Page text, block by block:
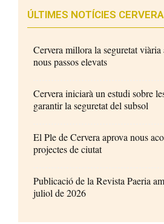
ÚLTIMES NOTÍCIES CERVERA
Cervera millora la seguretat viària
nous passos elevats
Cervera iniciarà un estudi sobre
garantir la seguretat del subsol
El Ple de Cervera aprova nous
projectes de ciutat
Publicació de la Revista Paeria
juliol de 2026